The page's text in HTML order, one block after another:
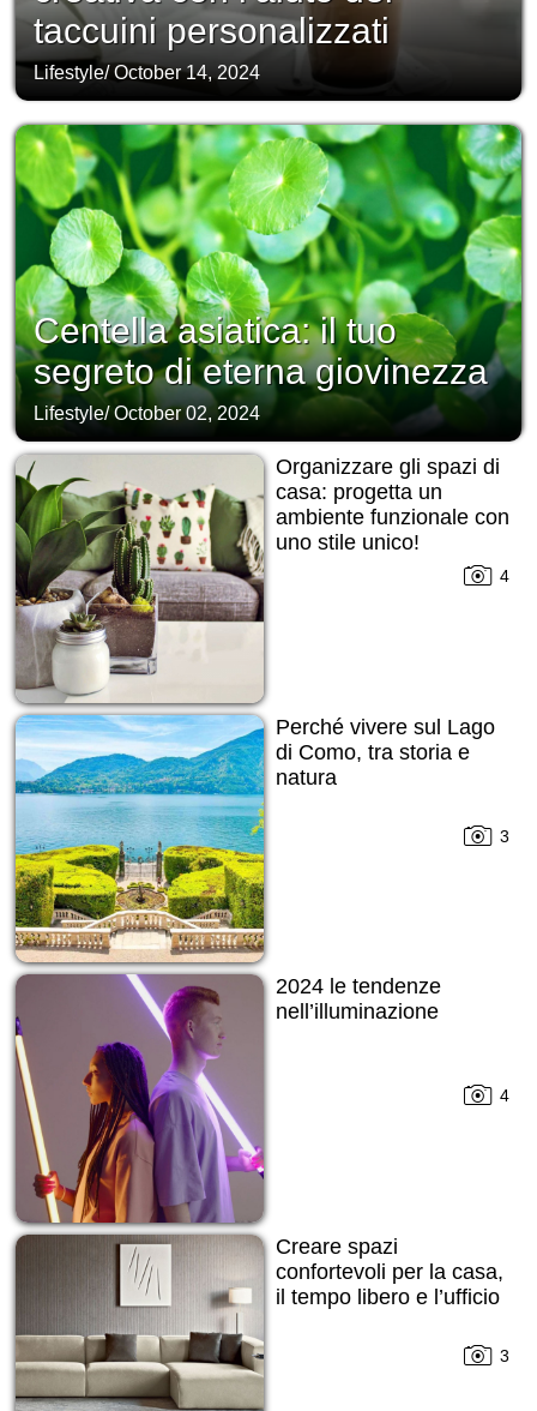
taccuini personalizzati
Lifestyle/October 14, 2024
Centella asiatica: il tuo
segreto di eterna giovinezza
Lifestyle/October 02, 2024
Organizzare gli spazi di
casa: progetta un
ambiente funzionale con
uno stile unico!
4
Perché vivere sul Lago
di Como, tra storia e
natura
3
2024 le tendenze
nell’illuminazione
4
Creare spazi
confortevoli per la casa,
il tempo libero e l’ufficio
3